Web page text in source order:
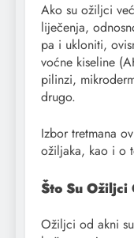
Ako su ožiljci
liječenja,
pa i ukloniti,
voćne kiseline
pilinzi,
drugo.
Izbor tretmana
ožiljaka, kao i o
Što Su
Ožiljci od akni